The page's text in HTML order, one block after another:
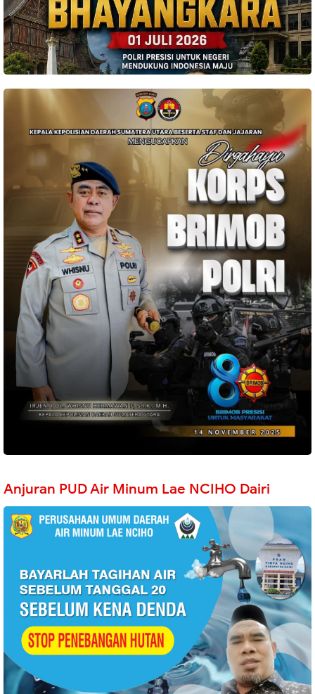
Anjuran PUD Air Minum Lae NCIHO Dairi